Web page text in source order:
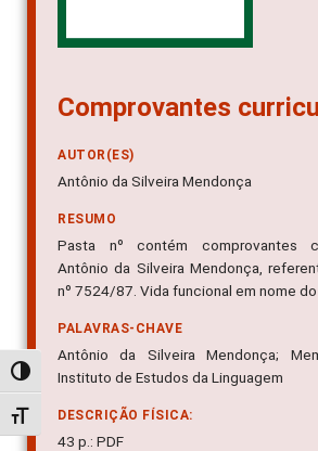
Alternar alto contraste
Alternar tamanho da fonte
Comprovantes
AUTOR(ES)
Antônio da Silveira Mendonça
RESUMO
Pasta nº contém comprovantes
Antônio da Silveira Mendonça,
nº 7524/87. Vida funcional em nome
PALAVRAS-CHAVE
Antônio da Silveira Mendonça;
Instituto de Estudos da Linguagem
DESCRIÇÃO FÍSICA:
43 p.: PDF